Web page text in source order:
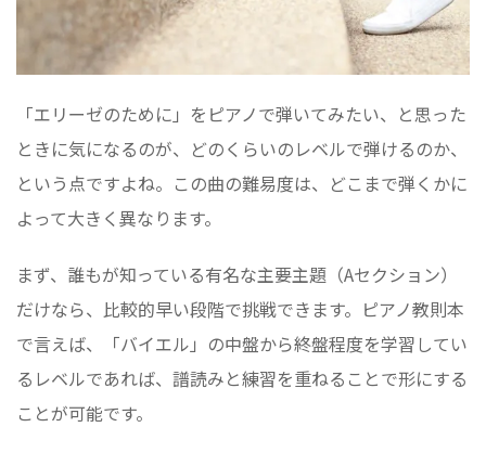
「エリーゼのために」をピアノで弾いてみたい、と思った
ときに気になるのが、どのくらいのレベルで弾けるのか、
という点ですよね。この曲の難易度は、どこまで弾くかに
よって大きく異なります。
まず、誰もが知っている有名な主要主題（Aセクション）
だけなら、比較的早い段階で挑戦できます。ピアノ教則本
で言えば、「バイエル」の中盤から終盤程度を学習してい
るレベルであれば、譜読みと練習を重ねることで形にする
ことが可能です。